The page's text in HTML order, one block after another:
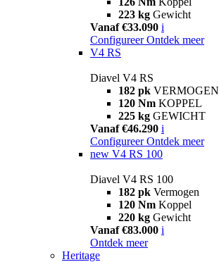
223 kg Gewicht
Vanaf €33.090 i
Configureer Ontdek meer
V4 RS
Diavel V4 RS
182 pk VERMOGEN
120 Nm KOPPEL
225 kg GEWICHT
Vanaf €46.290 i
Configureer Ontdek meer
new V4 RS 100
Diavel V4 RS 100
182 pk Vermogen
120 Nm Koppel
220 kg Gewicht
Vanaf €83.000 i
Ontdek meer
Heritage